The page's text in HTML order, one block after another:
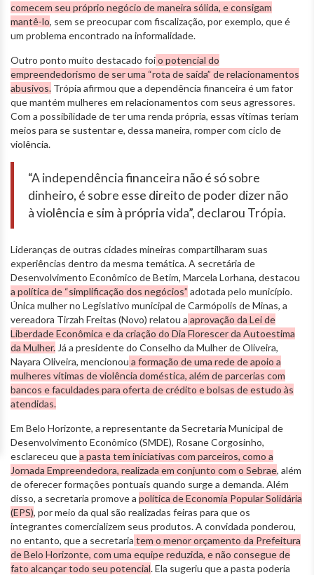
comecem seu próprio negócio de maneira sólida, e consigam
mantê-lo, sem se preocupar com fiscalização, por exemplo, que é
um problema encontrado na informalidade.
Outro ponto muito destacado foio potencial do
empreendedorismo de ser uma “rota de saída” de relacionamentos
abusivos. Trópia afirmou que a dependência financeira é um fator
que mantém mulheres em relacionamentos com seus agressores.
Com a possibilidade de ter uma renda própria, essas vítimas teriam
meios para se sustentar e, dessa maneira, romper com ciclo de
violência.
“A independência financeira não é só sobre
dinheiro, é sobre esse direito de poder dizer não
à violência e sim à própria vida”, declarou Trópia.
Lideranças de outras cidades mineiras compartilharam suas
experiências dentro da mesma temática. A secretária de
Desenvolvimento Econômico de Betim, Marcela Lorhana, destacou
a política de “simplificação dos negócios” adotada pelo município.
Única mulher no Legislativo municipal de Carmópolis de Minas, a
vereadora Tirzah Freitas (Novo) relatou a aprovação da Lei de
Liberdade Econômica e da criação do Dia Florescer da Autoestima
da Mulher. Já a presidente do Conselho da Mulher de Oliveira,
Nayara Oliveira, mencionou a formação de uma rede de apoio a
mulheres vítimas de violência doméstica, além de parcerias com
bancos e faculdades para oferta de crédito e bolsas de estudo às
atendidas.
Em Belo Horizonte, a representante da Secretaria Municipal de
Desenvolvimento Econômico (SMDE), Rosane Corgosinho,
esclareceu quea pasta tem iniciativas com parceiros, como a
Jornada Empreendedora, realizada em conjunto com o Sebrae, além
de oferecer formações pontuais quando surge a demanda. Além
disso, a secretaria promove a política de Economia Popular Solidária
(EPS), por meio da qual são realizadas feiras para que os
integrantes comercializem seus produtos. A convidada ponderou,
no entanto, que a secretaria tem o menor orçamento da Prefeitura
de Belo Horizonte, com uma equipe reduzida, e não consegue de
fato alcançar todo seu potencial. Ela sugeriu que a pasta poderia